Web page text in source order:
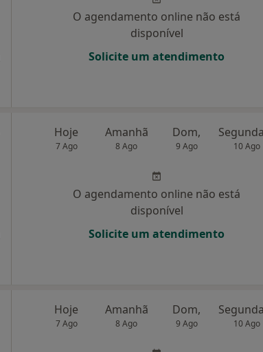
O agendamento online não está
disponível
Solicite um atendimento
Hoje
7 Ago
Amanhã
8 Ago
Dom,
9 Ago 10 Ago
O agendamento online não está
disponível
Solicite um atendimento
Hoje
7 Ago
Amanhã
8 Ago
Dom,
9 Ago 10 Ago